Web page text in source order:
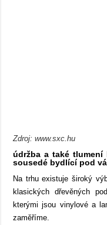
Zdroj: www.sxc.hu
údržba a také
sousedé bydlící pod
Na trhu existuje široký
klasických dřevěných
kterými jsou vinylové a
zaměříme.